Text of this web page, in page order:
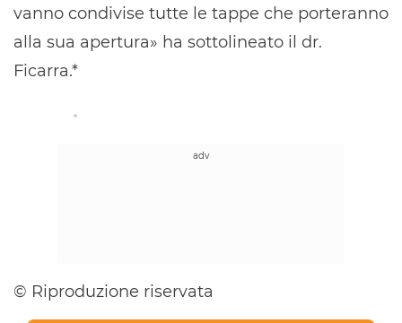
vanno condivise tutte le tappe che porteranno
alla sua apertura» ha sottolineato il dr.
Ficarra.*
© Riproduzione riservata